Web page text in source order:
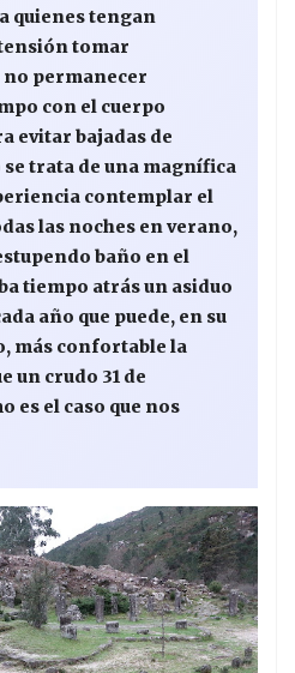
quienes tengan
tomar
permanecer
con el cuerpo
evitar bajadas de
trata de una magnífica
contemplar el
las noches en verano,
baño en el
tiempo atrás un asiduo
año que puede, en su
más confortable la
un crudo 31 de
es el caso que nos